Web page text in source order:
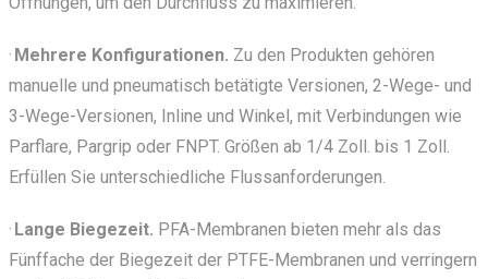
· Mehrere Konfigurationen. Zu den Produkten gehören
manuelle und pneumatisch betätigte Versionen, 2-Wege- und
3-Wege-Versionen, Inline und Winkel, mit Verbindungen wie
Parflare, Pargrip oder FNPT. Größen ab 1/4 Zoll. bis 1 Zoll.
Erfüllen Sie unterschiedliche Flussanforderungen.
· Lange Biegezeit. PFA-Membranen bieten mehr als das
Fünffache der Biegezeit der PTFE-Membranen und verringern